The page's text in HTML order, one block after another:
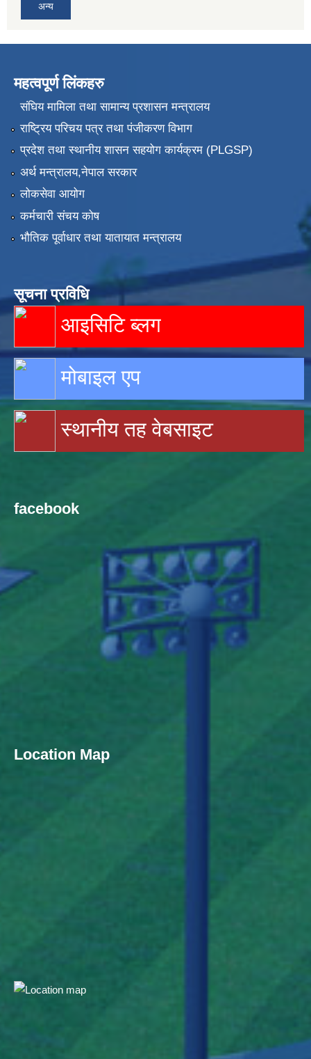
अन्य
महत्वपूर्ण लिंकहरु
संघिय मामिला तथा सामान्य प्रशासन मन्त्रालय
राष्ट्रिय परिचय पत्र तथा पंजीकरण विभाग
प्रदेश तथा स्थानीय शासन सहयोग कार्यक्रम (PLGSP)
अर्थ मन्त्रालय,नेपाल सरकार
लोकसेवा आयोग
कर्मचारी संचय कोष
भौतिक पूर्वाधार तथा यातायात मन्त्रालय
सूचना प्रविधि
आइसिटि ब्लग
मोबाइल एप
स्थानीय तह वेबसाइट
facebook
Location Map